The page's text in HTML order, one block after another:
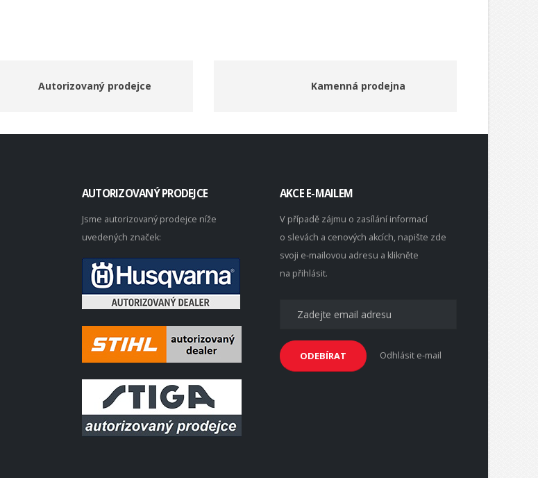
Autorizovaný prodejce Kamenná prodejna
AUTORIZOVANÝ PRODEJCE
Jsme autorizovaný prodejce níže
uvedených značek:
AKCE E-MAILEM
V případě zájmu o zasílání informací
o slevách a cenových akcích, napište zde
svoji e-mailovou adresu a klikněte
na přihlásit.
ODEBÍRAT Odhlásit e-mail